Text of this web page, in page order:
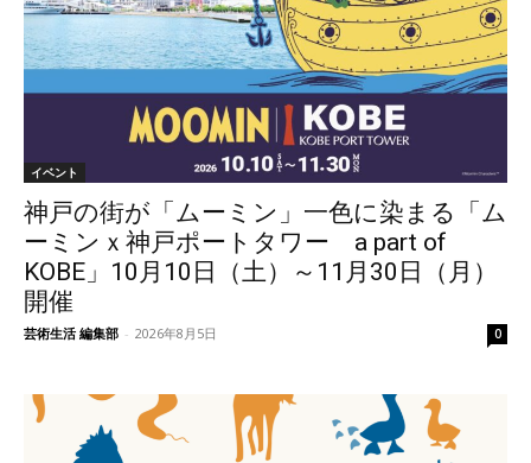
イベント
神戸の街が「ムーミン」一色に染まる「ム
ーミンｘ神戸ポートタワー a part of
KOBE」10月10日（土）～11月30日（月）
開催
芸術生活 編集部 - 2026年8月5日 0